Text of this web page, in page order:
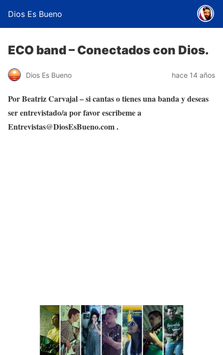
Dios Es Bueno
ECO band – Conectados con Dios.
Dios Es Bueno hace 14 años
Por Beatriz Carvajal – si cantas o tienes una banda y deseas
ser entrevistado/a por favor escribeme a
Entrevistas@DiosEsBueno.com .